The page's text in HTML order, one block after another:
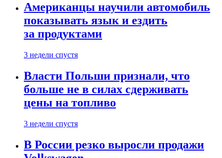
Американцы научили автомобиль
показывать язык и ездить
за продуктами
3 недели спустя
Власти Польши признали, что
больше не в силах сдерживать
цены на топливо
3 недели спустя
В России резко выросли продажи